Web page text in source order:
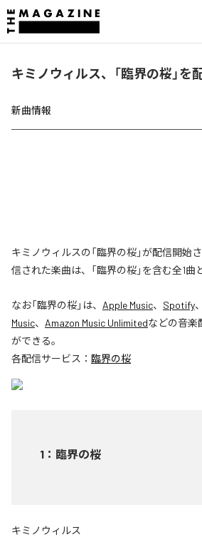
キミノウィルス、「臨界の桜」を
新曲情報
キミノウィルスの「臨界の桜」が配信開始
信された楽曲は、「臨界の桜」を含む全1曲
なお「臨界の桜」は、 Apple Music、 Spotify、
Music、 Amazon Music Unlimitedなどの音楽
ができる。
各配信サービス： 臨界の桜
1 ： 臨界の桜
キミノウィルス